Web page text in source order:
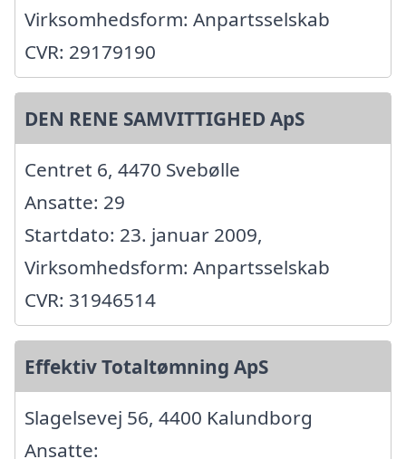
Virksomhedsform: Anpartsselskab
CVR: 29179190
DEN RENE SAMVITTIGHED ApS
Centret 6, 4470 Svebølle
Ansatte: 29
Startdato: 23. januar 2009,
Virksomhedsform: Anpartsselskab
CVR: 31946514
Effektiv Totaltømning ApS
Slagelsevej 56, 4400 Kalundborg
Ansatte: